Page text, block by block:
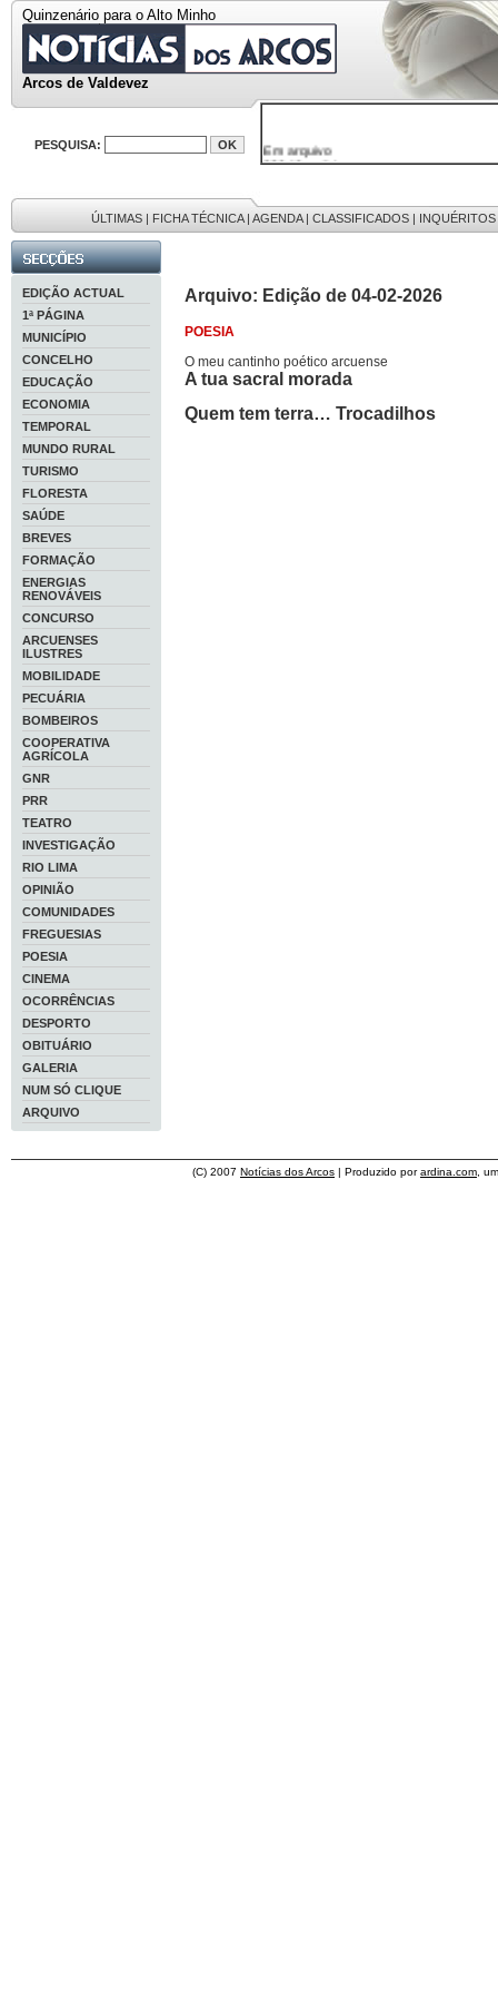
Quinzenário para o Alto Minho
Arcos de Valdevez
PESQUISA: Em arquivo
32646 notícias
9886 mensagens
201 registos
ÚLTIMAS | FICHA TÉCNICA| AGENDA| CLASSIFICADOS | INQUÉRITOS
EDIÇÃO ACTUAL
1ª PÁGINA
MUNICÍPIO
CONCELHO
EDUCAÇÃO
ECONOMIA
TEMPORAL
MUNDO RURAL
TURISMO
FLORESTA
SAÚDE
BREVES
FORMAÇÃO
ENERGIAS
RENOVÁVEIS
CONCURSO
ARCUENSES
ILUSTRES
MOBILIDADE
PECUÁRIA
BOMBEIROS
COOPERATIVA
AGRÍCOLA
GNR
PRR
TEATRO
INVESTIGAÇÃO
RIO LIMA
OPINIÃO
COMUNIDADES
FREGUESIAS
POESIA
CINEMA
OCORRÊNCIAS
DESPORTO
OBITUÁRIO
GALERIA
NUM SÓ CLIQUE
ARQUIVO
Arquivo: Edição de 04-02-2026
POESIA
O meu cantinho poético arcuense
A tua sacral morada
Quem tem terra… Trocadilhos
(C) 2007 Notícias dos Arcos | Produzido porardina.com ,